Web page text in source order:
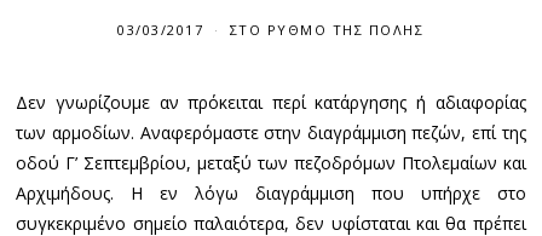
03/03/2017 ΣΤΟ ΡΥΘΜΌ ΤΗΣ ΠΌΛΗΣ
Δεν γνωρίζουμε αν πρόκειται περί κατάργησης ή αδιαφορίας
των αρμοδίων. Αναφερόμαστε στην διαγράμμιση πεζών, επί της
οδού Γ’ Σεπτεμβρίου, μεταξύ των πεζοδρόμων Πτολεμαίων και
Αρχιμήδους. Η εν λόγω διαγράμμιση που υπήρχε στο
συγκεκριμένο σημείο παλαιότερα, δεν υφίσταται και θα πρέπει